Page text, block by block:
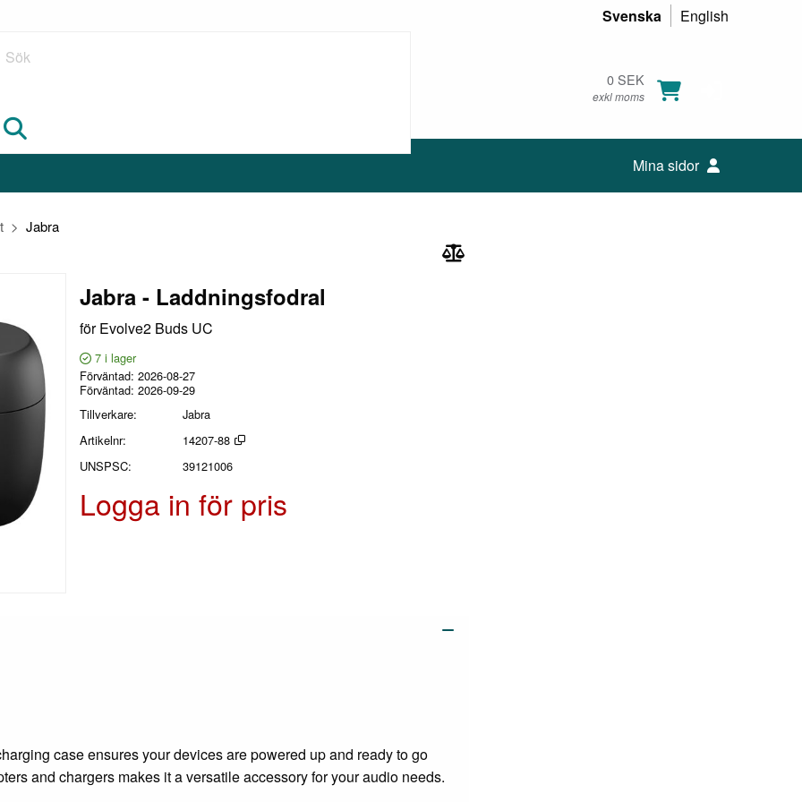
Svenska English
0 SEK
exkl moms
Mina sidor
Jabra
Jabra - Laddningsfodral
för Evolve2 Buds UC
7 i lager
Förväntad 2026-08-27
Förväntad 2026-09-29
Tillverkare
Jabra
Artikelnr
14207-88
UNSPSC
39121006
Logga in för pris
case ensures your devices are powered up and ready to go
and chargers makes it a versatile accessory for your audio needs.